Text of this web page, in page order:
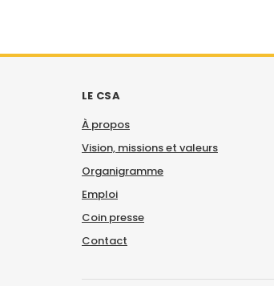
LE CSA
À propos
Vision, missions et valeurs
Organigramme
Emploi
Coin presse
Contact